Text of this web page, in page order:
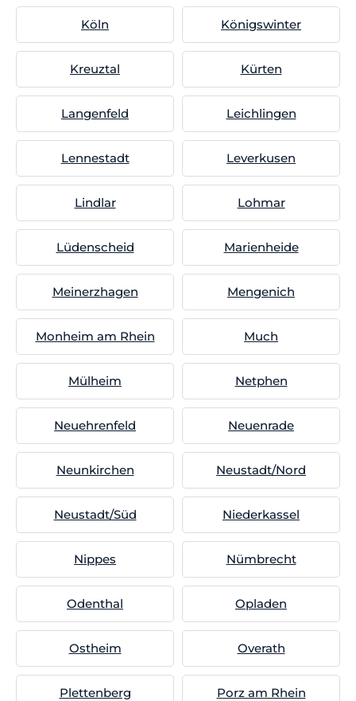
Köln Königswinter
Kreuztal Kürten
Langenfeld Leichlingen
Lennestadt Leverkusen
Lindlar Lohmar
Lüdenscheid Marienheide
Meinerzhagen Mengenich
Monheim am Rhein Much
Mülheim Netphen
Neuehrenfeld Neuenrade
Neunkirchen Neustadt/Nord
Neustadt/Süd Niederkassel
Nippes Nümbrecht
Odenthal Opladen
Ostheim Overath
Plettenberg Porz am Rhein